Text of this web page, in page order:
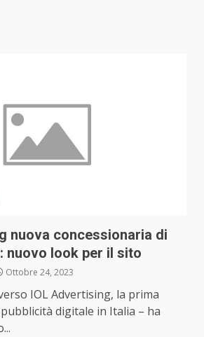
nuova concessionaria di
nuovo look per il sito
Ottobre 24, 2023
IOL Advertising, la prima
digitale in Italia – ha